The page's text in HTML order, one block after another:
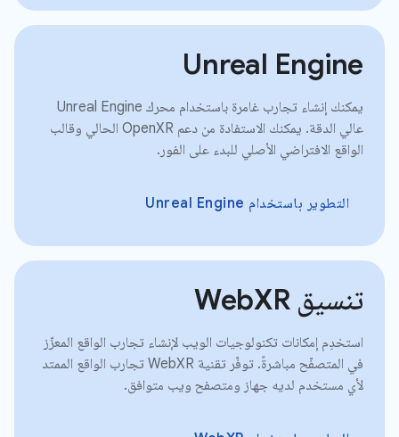
Unreal Engine
يمكنك إنشاء تجارب غامرة باستخدام محرك Unreal Engine
عالي الدقة. يمكنك الاستفادة من دعم OpenXR الحالي وقالب
الواقع الافتراضي الأصلي للبدء على الفور.
التطوير باستخدام Unreal Engine
تنسيق WebXR
استخدِم إمكانات تكنولوجيات الويب لإنشاء تجارب الواقع المعزّز
في المتصفّح مباشرةً. توفّر تقنية WebXR تجارب الواقع الممتد
لأي مستخدم لديه جهاز ومتصفح ويب متوافق.